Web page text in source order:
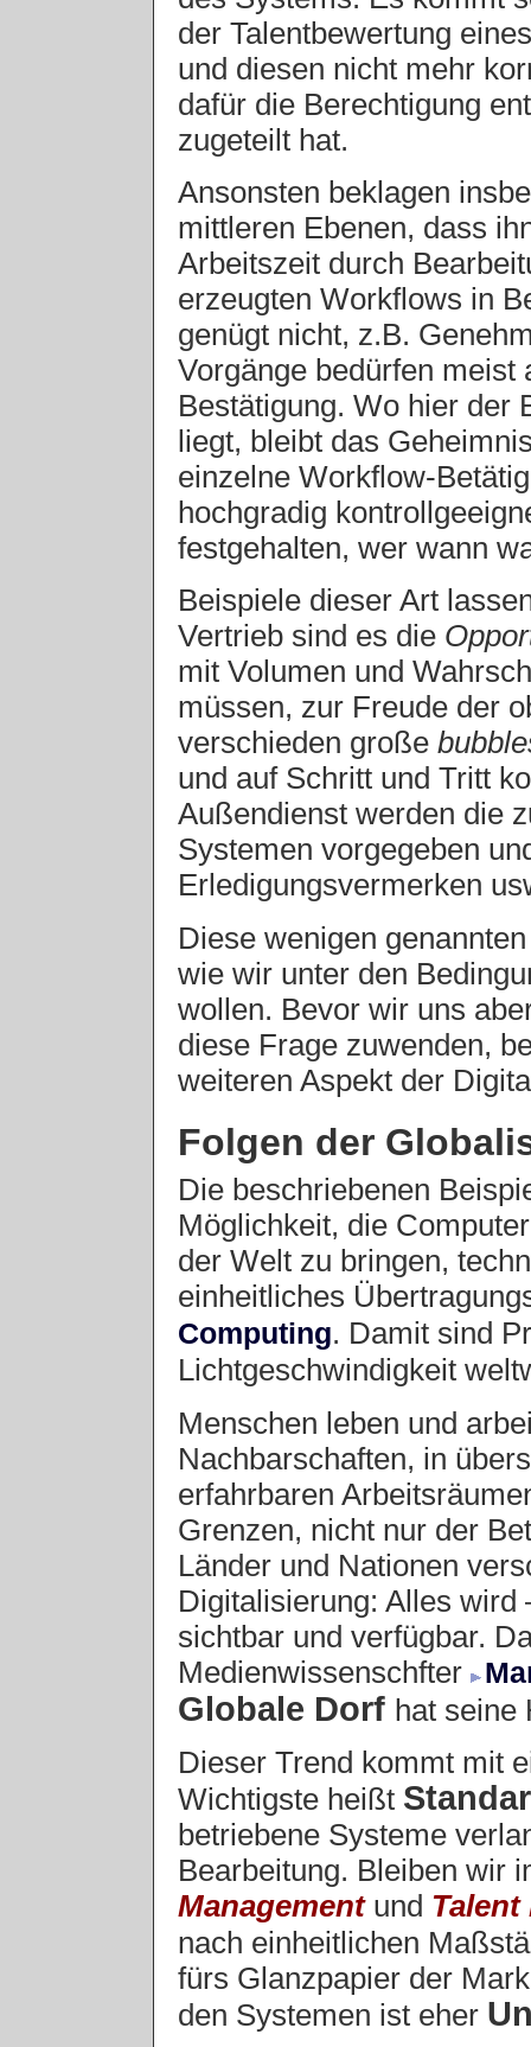
der Talentbewertung
und diesen nicht mehr
dafür die Berechtigung
zugeteilt hat.
Ansonsten beklagen
mittleren Ebenen, dass
Arbeitszeit durch
erzeugten Workflows in
genügt nicht, z.B.
Vorgänge bedürfen meist
Bestätigung. Wo hier der
liegt, bleibt das
einzelne Workflow-
hochgradig
festgehalten, wer wann
Beispiele dieser Art
Vertrieb sind es die
mit Volumen und
müssen, zur Freude der
verschieden große
und auf Schritt und Tritt
Außendienst werden die
Systemen vorgegeben
Erledigungsvermerken
Diese wenigen
wie wir unter den
wollen. Bevor wir uns
diese Frage zuwenden,
weiteren Aspekt der
Folgen der
Die beschriebenen
Möglichkeit, die
der Welt zu bringen,
einheitliches
Computing. Damit sind
Lichtgeschwindigkeit
Menschen leben und
Nachbarschaften, in
erfahrbaren
Grenzen, nicht nur der
Länder und Nationen
Digitalisierung: Alles
sichtbar und verfügbar.
Medienwissenschfter
Globale Dorf hat seine
Dieser Trend kommt mit
Wichtigste heißt
betriebene Systeme
Bearbeitung. Bleiben wir
Managementund Talent
nach einheitlichen
fürs Glanzpapier der
den Systemen ist eher